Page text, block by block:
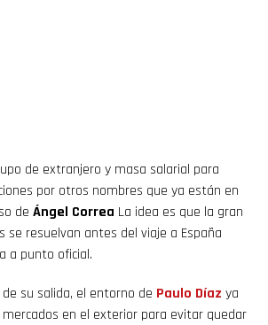
de extranjero y masa salarial para
por otros nombres que ya están en
de Ángel Correa La idea es que la gran
se resuelvan antes del viaje a España
a punto oficial.
su salida, el entorno de Paulo Díaz ya
en el exterior para evitar quedar